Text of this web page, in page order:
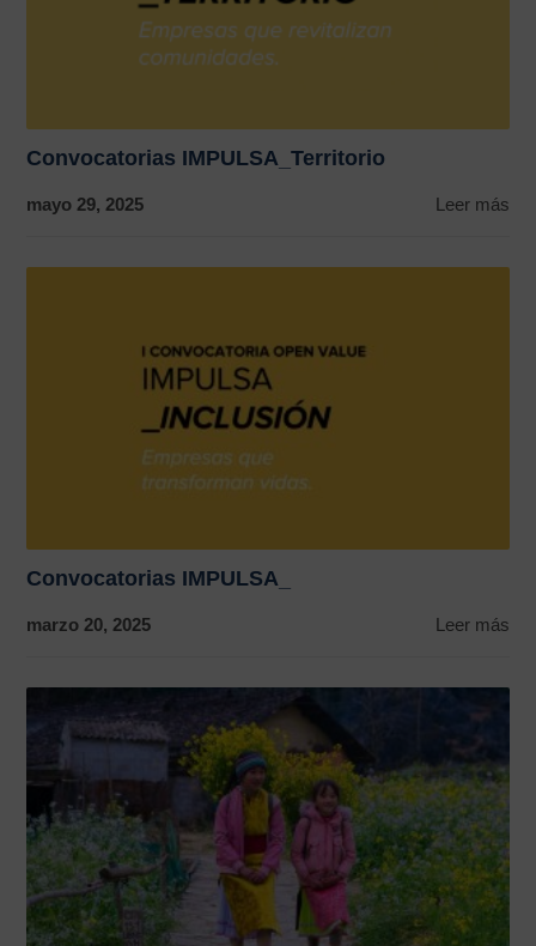
Convocatorias IMPULSA_Territorio
mayo 29, 2025 Leer más
Convocatorias IMPULSA_
marzo 20, 2025 Leer más